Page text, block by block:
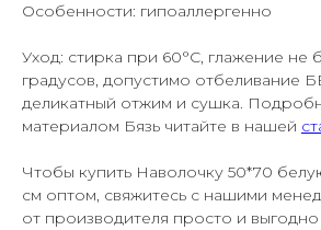
Особенности: гипоаллергенно
Уход: стирка при 60°С, глажение не
градусов, допустимо отбеливание
деликатный отжим и сушка.
материалом Бязь читайте в нашей
Чтобы купить Наволочку 50*70
см оптом, свяжитесь с нашими
от производителя просто и